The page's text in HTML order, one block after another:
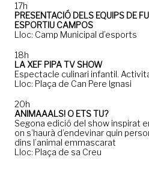
17h
PRESENTACIÓ DELS EQUIPS DE
ESPORTIU CAMPOS
Lloc: Camp Municipal d’esports
18h
LA XEF PIPA TV SHOW
Espectacle culinari infantil.
Lloc: Plaça de Can Pere Ignasi
20h
ANIMAAALS! O ETS TU?
Segona edició del show inspirat
on s’haurà d’endevinar quin
dins l’animal emmascarat
Lloc: Plaça de sa Creu